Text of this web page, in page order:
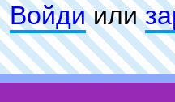
Войдиили